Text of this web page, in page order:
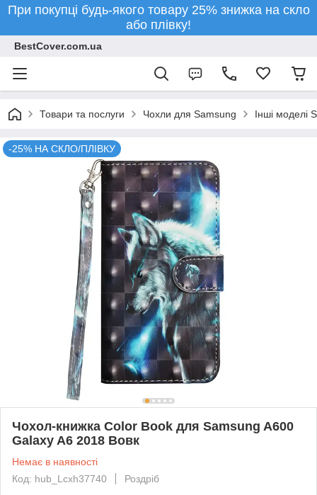
При покупці будь-якого товару 25% знижка на скло
або плівку!
BestCover.com.ua
Товари та послуги Чохли для Samsung Інші моделі
-25% НА СКЛО/ПЛІВКУ
Чохол-книжка Color Book для Samsung A600
Galaxy A6 2018 Вовк
Немає в наявності
Код: hub_Lcxh37740
Роздріб